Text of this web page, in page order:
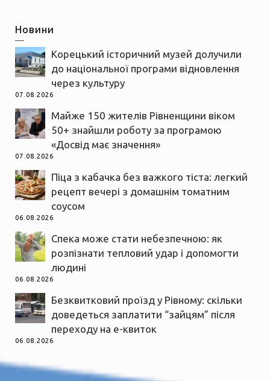
Новини
Корецький історичний музей долучили
до національної програми відновлення
через культуру
07.08.2026
Майже 150 жителів Рівненщини віком
50+ знайшли роботу за програмою
«Досвід має значення»
07.08.2026
Піца з кабачка без важкого тіста: легкий
рецепт вечері з домашнім томатним
соусом
06.08.2026
Спека може стати небезпечною: як
розпізнати тепловий удар і допомогти
людині
06.08.2026
Безквитковий проїзд у Рівному: скільки
доведеться заплатити “зайцям” після
переходу на е-квиток
06.08.2026